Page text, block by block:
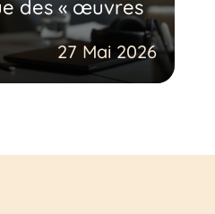
des « œuvres
27 Mai 2026